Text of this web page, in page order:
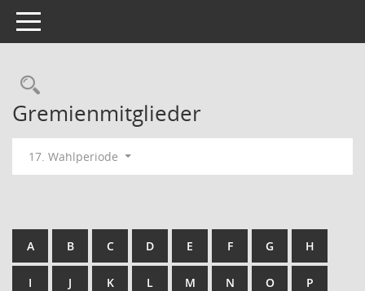
Toggle navigation
Rechercheauswahl
Gremienmitglieder
17. Wahlperiode
A B C D E F G H
I J K L M N O P